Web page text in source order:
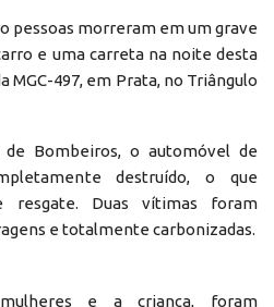
pessoas morreram em um grave
e uma carreta na noite desta
MGC-497, em Prata, no Triângulo
Bombeiros, o automóvel de
destruído, o que
resgate. Duas vítimas foram
e totalmente carbonizadas.
e a criança, foram